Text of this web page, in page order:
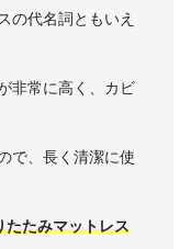
の代名詞ともいえ
非常に高く、カビ
で、長く清潔に使
たたみマットレス